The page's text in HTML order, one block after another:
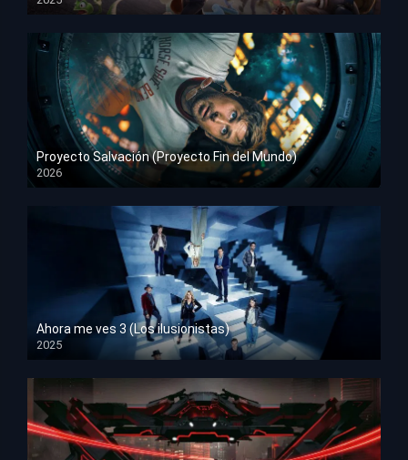
HD 1080p
Proyecto Salvación (Proyecto Fin del Mundo)
2026
HD 1080p
Ahora me ves 3 (Los ilusionistas)
2025
HD 1080p